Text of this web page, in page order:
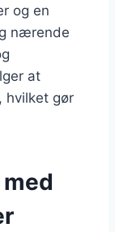
og en
nærende
at
hvilket gør